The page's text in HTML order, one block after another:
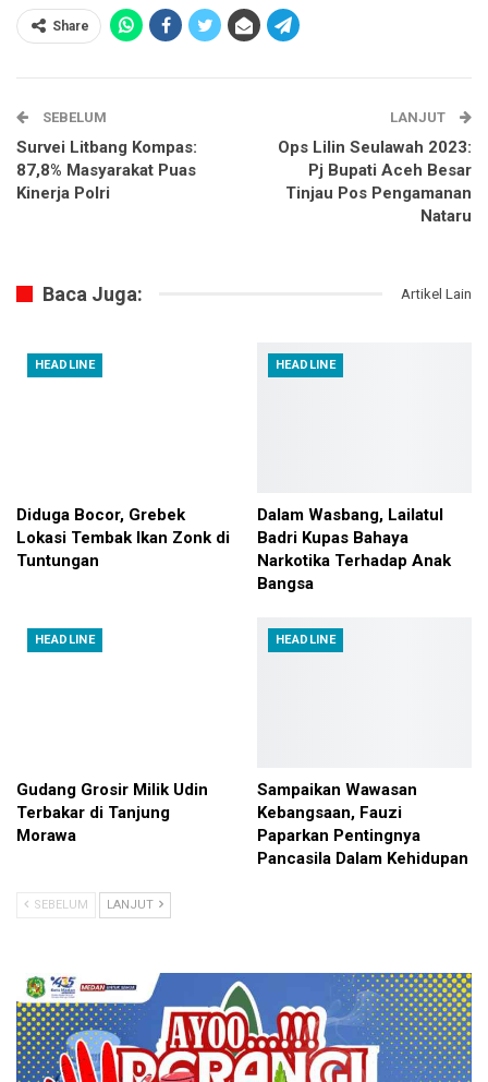
Share
SEBELUM
Survei Litbang Kompas:
87,8% Masyarakat Puas
Kinerja Polri
LANJUT
Ops Lilin Seulawah 2023:
Pj Bupati Aceh Besar
Tinjau Pos Pengamanan
Nataru
Baca Juga: Artikel Lain
HEADLINE
Diduga Bocor, Grebek
Lokasi Tembak Ikan Zonk di
Tuntungan
HEADLINE
Dalam Wasbang, Lailatul
Badri Kupas Bahaya
Narkotika Terhadap Anak
Bangsa
HEADLINE
Gudang Grosir Milik Udin
Terbakar di Tanjung
Morawa
HEADLINE
Sampaikan Wawasan
Kebangsaan, Fauzi
Paparkan Pentingnya
Pancasila Dalam Kehidupan
SEBELUM LANJUT